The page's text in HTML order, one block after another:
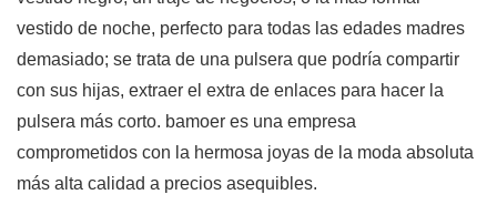
vestido de noche, perfecto para todas las edades madres
demasiado; se trata de una pulsera que podría compartir
con sus hijas, extraer el extra de enlaces para hacer la
pulsera más corto. bamoer es una empresa
comprometidos con la hermosa joyas de la moda absoluta
más alta calidad a precios asequibles.